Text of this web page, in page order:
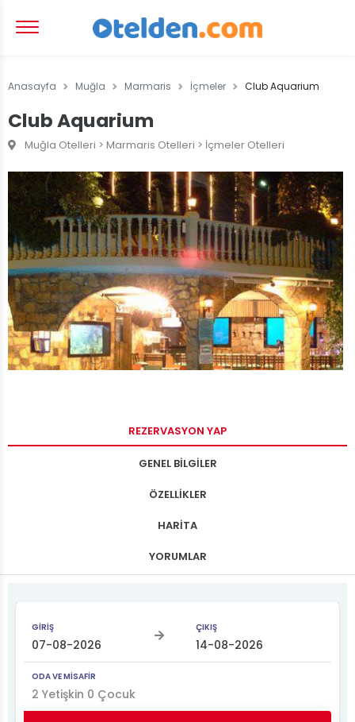
Anasayfa Muğla Marmaris İçmeler Club Aquarium
Club Aquarium
Muğla Otelleri > Marmaris Otelleri > İçmeler Otelleri
REZERVASYON YAP
GENEL BİLGİLER
ÖZELLİKLER
HARİTA
YORUMLAR
GİRİŞ ÇIKIŞ
ODA VE MİSAFİR
2 Yetişkin 0 Çocuk